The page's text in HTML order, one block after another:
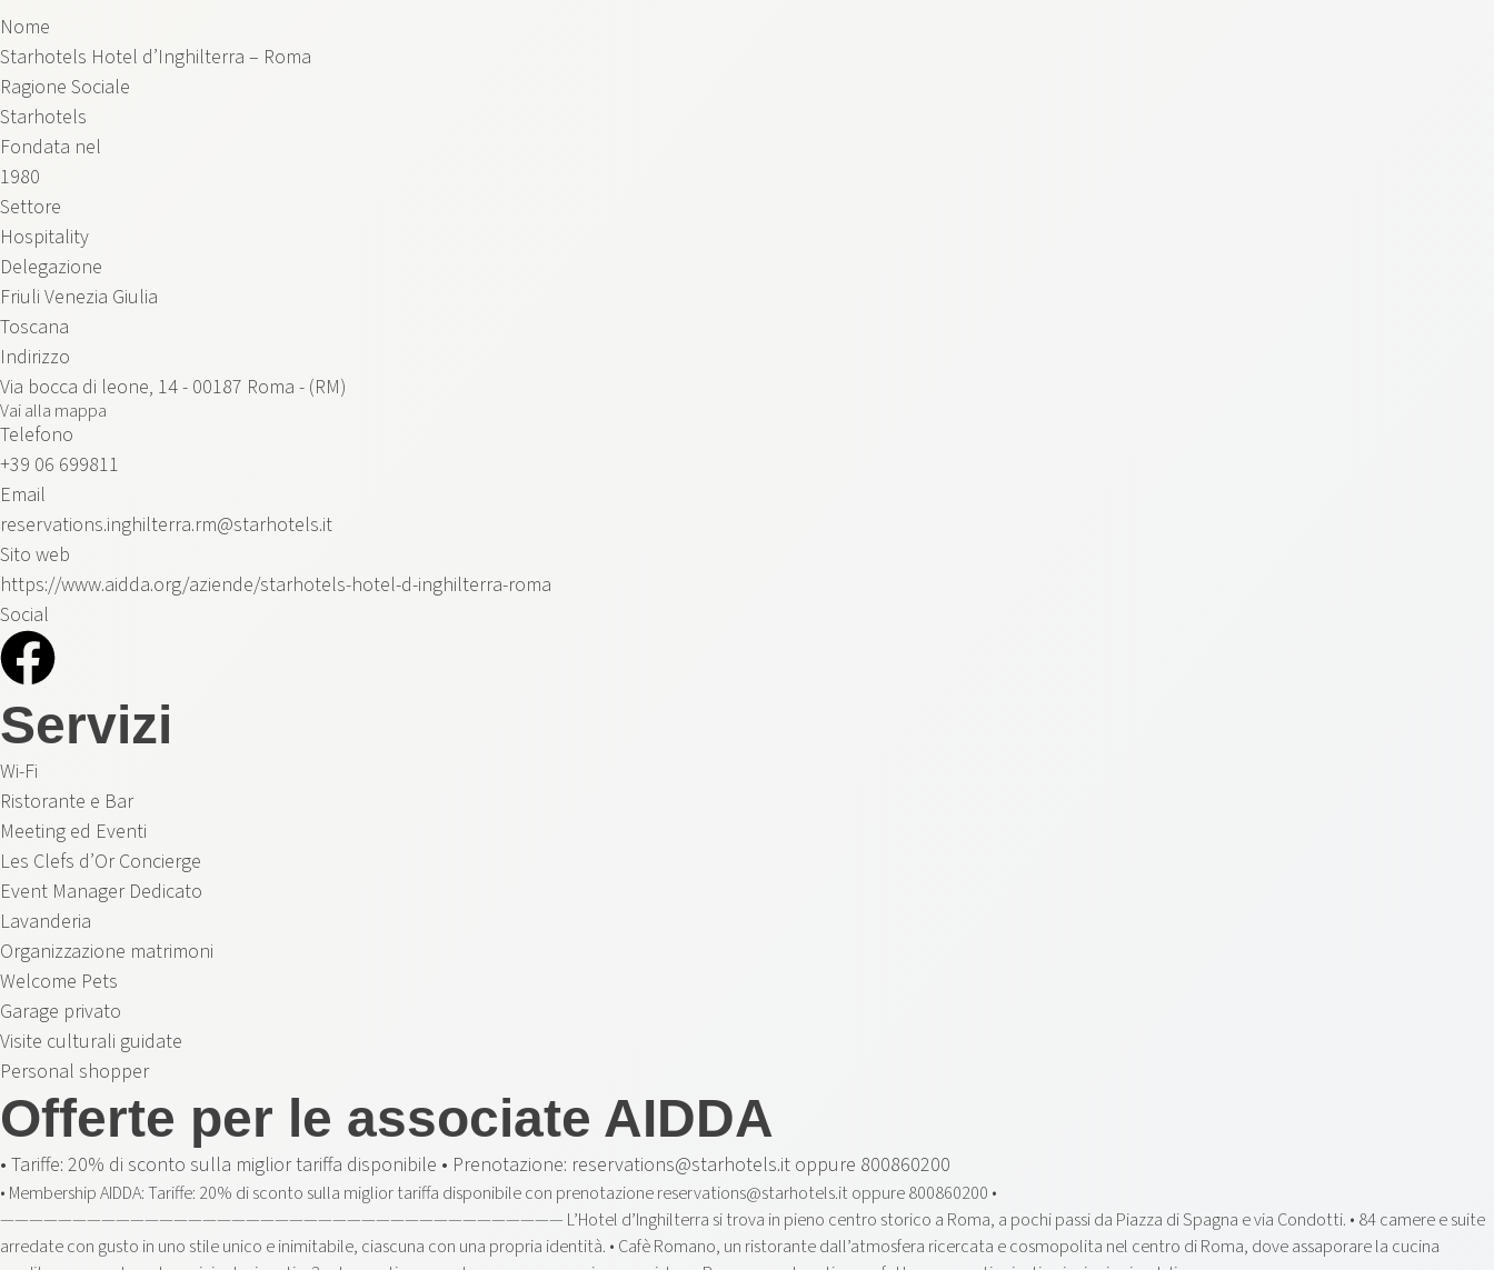
Nome
Starhotels Hotel d’Inghilterra – Roma
Ragione Sociale
Starhotels
Fondata nel
1980
Settore
Hospitality
Delegazione
Friuli Venezia Giulia
Toscana
Indirizzo
Via bocca di leone, 14 - 00187 Roma - (RM)
Vai alla mappa
Telefono
+39 06 699811
Email
reservations.inghilterra.rm@starhotels.it
Sito web
https://www.aidda.org/aziende/starhotels-hotel-d-inghilterra-roma
Social
Servizi
Wi-Fi
Ristorante e Bar
Meeting ed Eventi
Les Clefs d’Or Concierge
Event Manager Dedicato
Lavanderia
Organizzazione matrimoni
Welcome Pets
Garage privato
Visite culturali guidate
Personal shopper
Offerte per le associate AIDDA
• Tariffe: 20% di sconto sulla miglior tariffa disponibile • Prenotazione: reservations@starhotels.it oppure 800860200
• Membership AIDDA: Tariffe: 20% di sconto sulla miglior tariffa disponibile con prenotazione reservations@starhotels.it oppure 800860200 •
——————————————————————————————————————— L’Hotel d’Inghilterra si trova in pieno centro storico a Roma, a pochi passi da Piazza di Spagna e via Condotti. • 84 camere e suite
arredate con gusto in uno stile unico e inimitabile, ciascuna con una propria identità. • Cafè Romano, un ristorante dall’atmosfera ricercata e cosmopolita nel centro di Roma, dove assaporare la cucina